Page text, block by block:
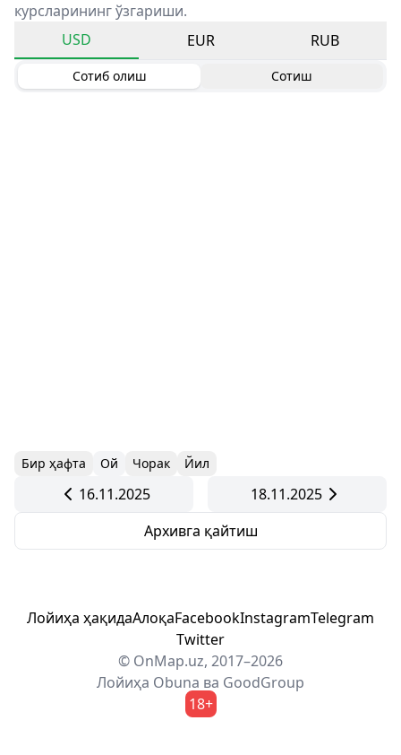
курсларининг ўзгариши.
USD
EUR RUB
Сотиб олиш Сотиш
Бир ҳафта Ой Чорак Йил
16.11.2025
18.11.2025
Архивга қайтиш
Лойиҳа ҳақидаАлоқаFacebookInstagramTelegram
Twitter
© OnMap.uz, 2017–2026
Лойиҳа Obuna ва GoodGroup
18+